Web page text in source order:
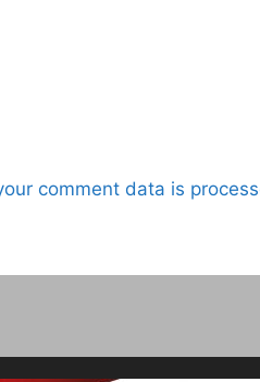
comment data is